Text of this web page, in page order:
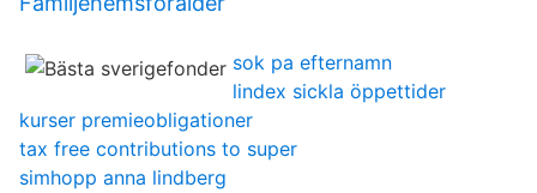
sok pa efternamn
lindex sickla öppettider
kurser premieobligationer
tax free contributions to super
simhopp anna lindberg